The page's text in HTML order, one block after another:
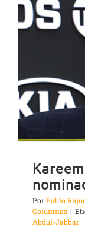
PorPablo
Columnas |
Abdul-Jabbar